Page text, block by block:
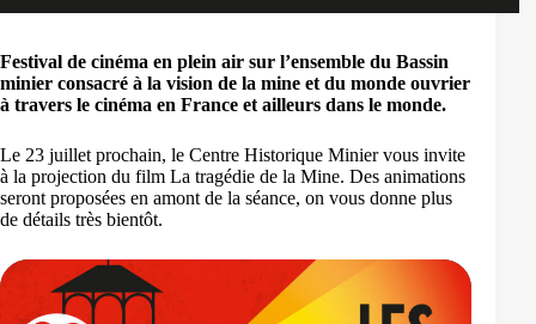
Festival de cinéma en plein air sur l’ensemble du Bassin
minier consacré à la vision de la mine et du monde ouvrier
à travers le cinéma en France et ailleurs dans le monde.
Le 23 juillet prochain, le Centre Historique Minier vous invite
à la projection du film La tragédie de la Mine. Des animations
seront proposées en amont de la séance, on vous donne plus
de détails très bientôt.